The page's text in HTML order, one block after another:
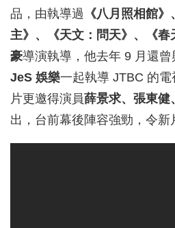
品，由執導過 《八月照相館
主》、《天文：問天》、《春
豪導演執導，他去年 9 月還曾
JeS 娛樂一起執導 JTBC 的電
片更邀得演員薛景求、張東健
出，台前幕後陣容強勁，令新